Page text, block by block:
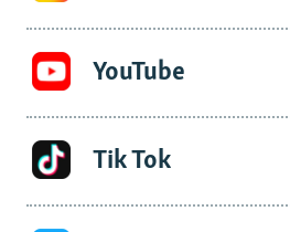
YouTube
Tik Tok